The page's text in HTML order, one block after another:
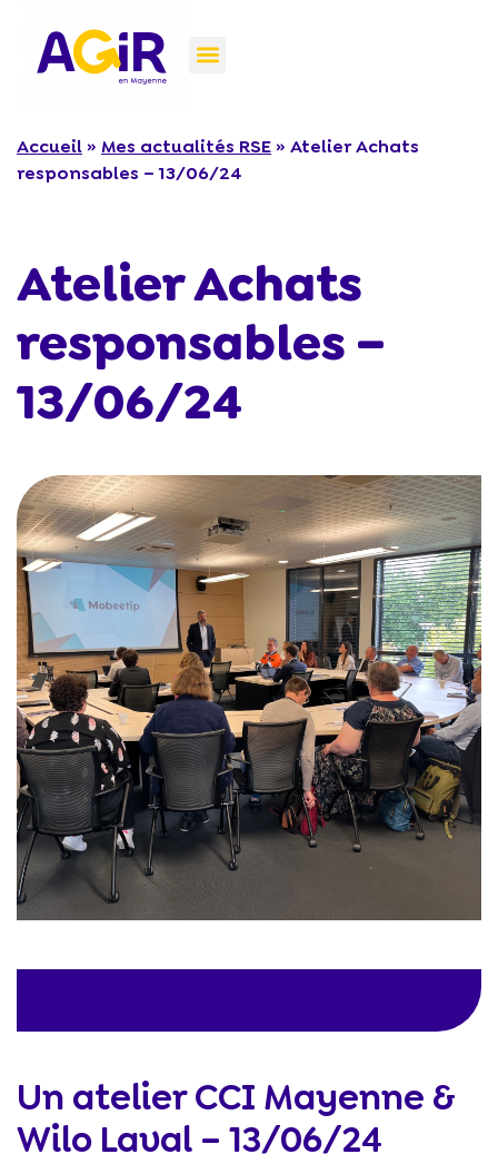
Accueil » Mes actualités RSE » Atelier Achats
responsables – 13/06/24
Atelier Achats
responsables –
13/06/24
Un atelier CCI Mayenne &
Wilo Laval – 13/06/24